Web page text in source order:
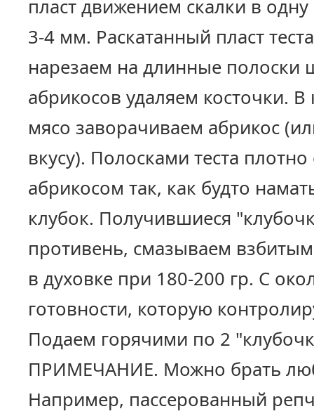
пласт движением скалки в
3-4 мм. Раскатанный пласт
нарезаем на длинные
абрикосов удаляем косточки.
мясо заворачиваем абрикос
вкусу). Полосками теста
абрикосом так, как будто
клубок. Получившиеся
противень, смазываем
в духовке при 180-200 гр. С
готовности, которую
Подаем горячими по 2
ПРИМЕЧАНИЕ. Можно брать
Например, пассерованный